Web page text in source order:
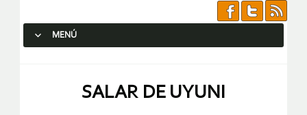
MENÚ
SALAR DE UYUNI